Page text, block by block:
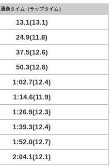
通過タイム（ラップタイム）
13.1(13.1)
24.9(11.8)
37.5(12.6)
50.3(12.8)
1:02.7(12.4)
1:14.6(11.9)
1:26.9(12.3)
1:39.3(12.4)
1:52.0(12.7)
2:04.1(12.1)